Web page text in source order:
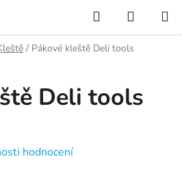
Hledat
KOŠÍK
/ Pákové kleště Deli tools
Deli tools
hodnocení